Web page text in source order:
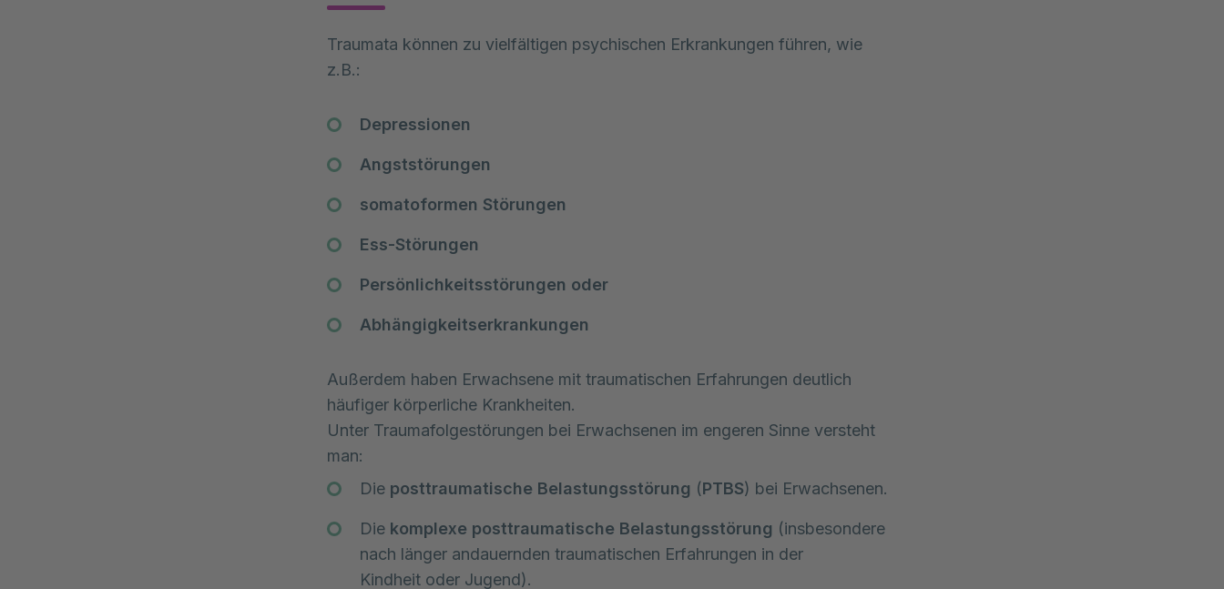
Traumata können zu vielfältigen psychischen Erkrankungen führen, wie
z.B.:
Depressionen
Angststörungen
somatoformen Störungen
Ess-Störungen
Persönlichkeitsstörungen oder
Abhängigkeitserkrankungen
Außerdem haben Erwachsene mit traumatischen Erfahrungen deutlich
häufiger körperliche Krankheiten.
Unter Traumafolgestörungen bei Erwachsenen im engeren Sinne versteht
man:
Die posttraumatische Belastungsstörung (PTBS) bei Erwachsenen.
Die komplexe posttraumatische Belastungsstörung (insbesondere
nach länger andauernden traumatischen Erfahrungen in der
Kindheit oder Jugend).